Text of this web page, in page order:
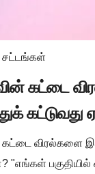
கட்டை
கட்டுவது
கட்டை விரல்களை
"எங்கள் பகுதியில்